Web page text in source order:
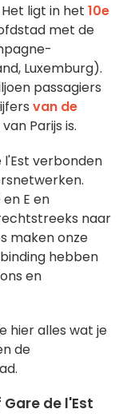
ligt in het 10e
met de
Luxemburg).
passagiers
van de
Parijs is.
l'Est verbonden
en E en
naar
maken onze
hebben
en
hier alles wat je
de
de l'Est